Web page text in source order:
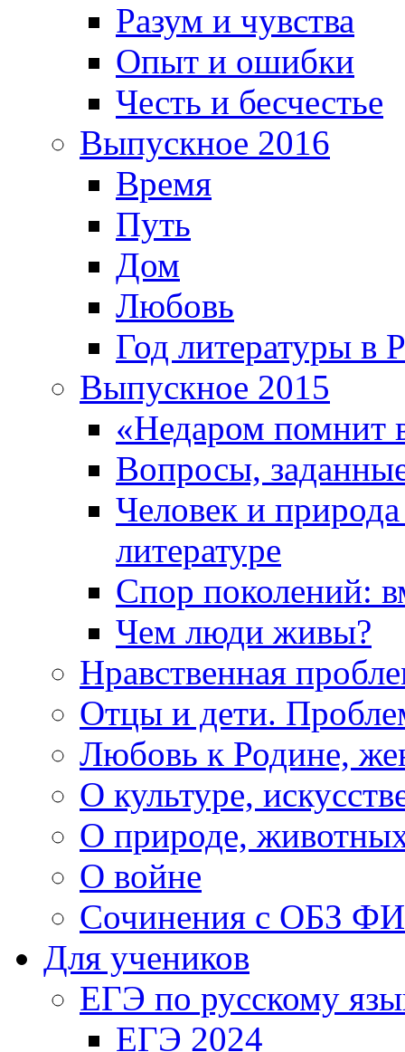
Разум и чувства
Опыт и ошибки
Честь и бесчестье
Выпускное 2016
Время
Путь
Дом
Любовь
Год литературы в
Выпускное 2015
«Недаром помнит
Вопросы,
Человек и
литературе
Спор поколений:
Чем люди живы?
Нравственная
Отцы и дети.
Любовь к Родине,
О культуре,
О природе,
О войне
Сочинения с ОБЗ
Для учеников
ЕГЭ по русскому
ЕГЭ 2024